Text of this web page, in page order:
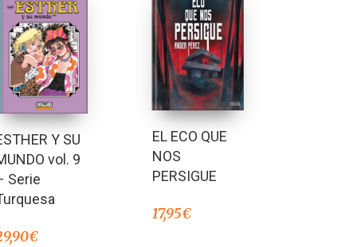
Y SU
vol. 9
Serie
€
EL ECO QUE
NOS
PERSIGUE
17,95€